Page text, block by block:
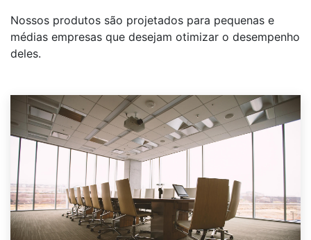
Nossos produtos são projetados para pequenas e
médias empresas que desejam otimizar o desempenho
deles.